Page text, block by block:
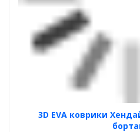
3D EVA коврики